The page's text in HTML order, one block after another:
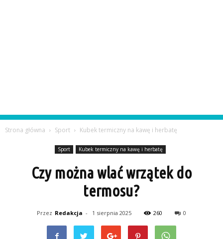
Strona główna Sport Kubek termiczny na kawę i herbatę
Sport Kubek termiczny na kawę i herbatę
Czy można wlać wrzątek do
termosu?
Przez Redakcja - 1 sierpnia 2025 260 0